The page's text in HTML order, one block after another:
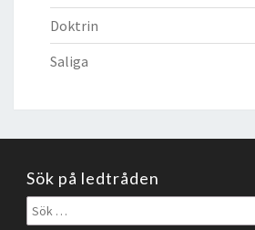
Doktrin
Saliga
Sök på ledtråden
Sök
efter: